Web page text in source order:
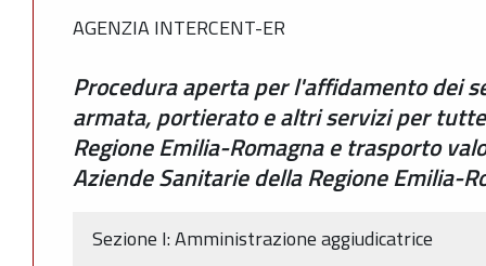
AGENZIA INTERCENT-ER
Procedura aperta per l'affidamento dei
armata, portierato e altri servizi per
Regione Emilia-Romagna e trasporto
Aziende Sanitarie della Regione Emilia-
Sezione I: Amministrazione aggiudicatrice